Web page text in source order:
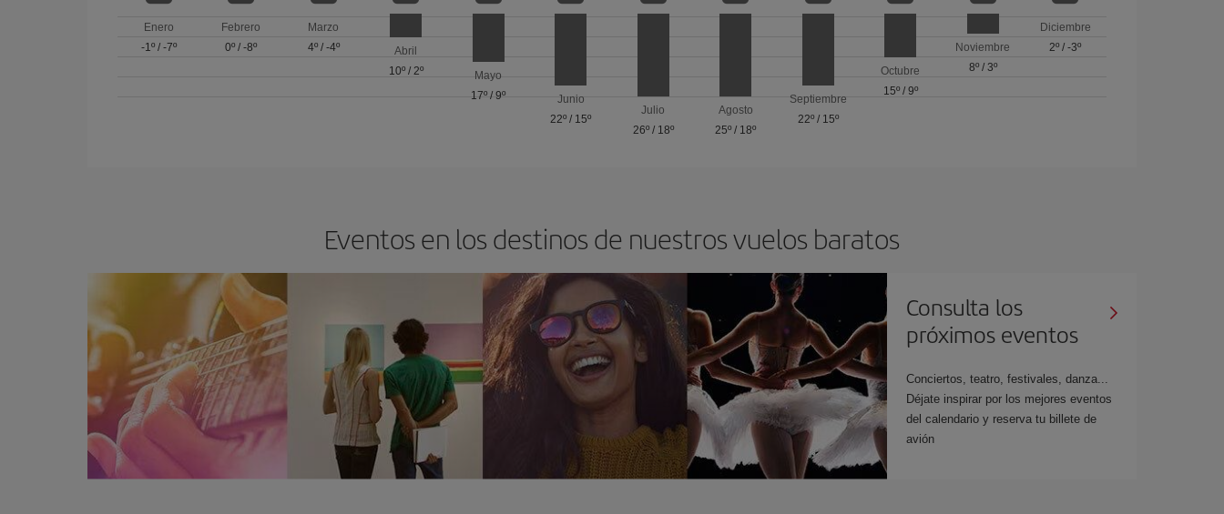
Enero
-1º/ -7º
Febrero
0º /-8º
Marzo
4º/ -4º
Abril
10º/ 2º
Mayo
17º /9º
Junio
22º / 15º
Julio
26º/ 18º
Agosto
25º / 18º
Septiembre
22º/ 15º
Octubre
15º/ 9º
Noviembre
8º/ 3º
Diciembre
2º /-3º
Eventos en los destinos de nuestros vuelos baratos
Consulta los
próximos eventos
Conciertos, teatro, festivales, danza...
Déjate inspirar por los mejores eventos
del calendario y reserva tu billete de
avión